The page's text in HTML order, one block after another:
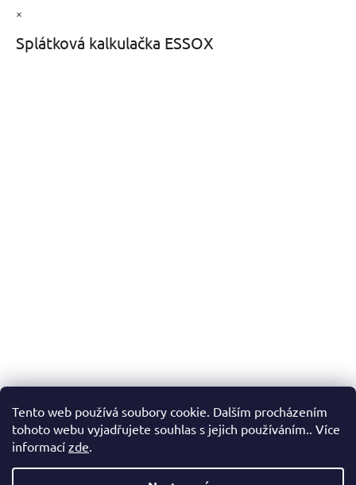
Tento web používá soubory cookie. Dalším procházením
tohoto webu vyjadřujete souhlas s jejich používáním.. Více
informací zde.
×
Splátková kalkulačka ESSOX